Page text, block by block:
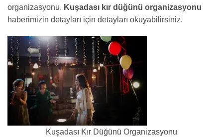
organizasyonu. Kuşadası kır düğünü organizasyonu
haberimizin detayları için detayları okuyabilirsiniz.
Kuşadası Kır Düğünü Organizasyonu